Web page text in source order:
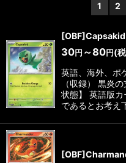
1 2
30円 ～80円 (
英語、海外、ポ
（収録） 黒炎
状態】 英語版
であるとお考え